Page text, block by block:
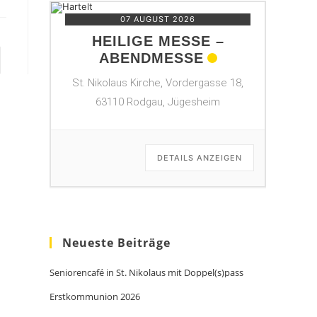
07 AUGUST 2026
HEILIGE MESSE –
ABENDMESSE
St. Nikolaus Kirche, Vordergasse 18,
63110 Rodgau, Jügesheim
DETAILS ANZEIGEN
Neueste Beiträge
Seniorencafé in St. Nikolaus mit Doppel(s)pass
Erstkommunion 2026